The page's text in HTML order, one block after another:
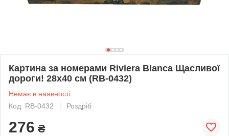
Картина за номерами Riviera Blanca Щасливої
дороги! 28x40 см (RB-0432)
Немає в наявності
Код: RB-0432
Роздріб
276 ₴